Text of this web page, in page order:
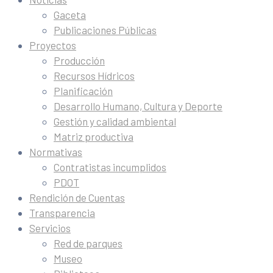
Gaceta
Publicaciones Públicas
Proyectos
Producción
Recursos Hídricos
Planificación
Desarrollo Humano, Cultura y Deporte
Gestión y calidad ambiental
Matriz productiva
Normativas
Contratistas incumplidos
PDOT
Rendición de Cuentas
Transparencia
Servicios
Red de parques
Museo